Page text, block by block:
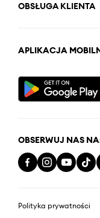
OBSŁUGA KLIENTA
APLIKACJA
OBSERWUJ NAS
Polityka prywatności